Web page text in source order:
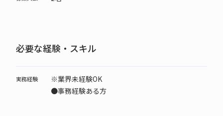
必要な経験・スキル
実務経験
※業界未経験OK
●事務経験ある方